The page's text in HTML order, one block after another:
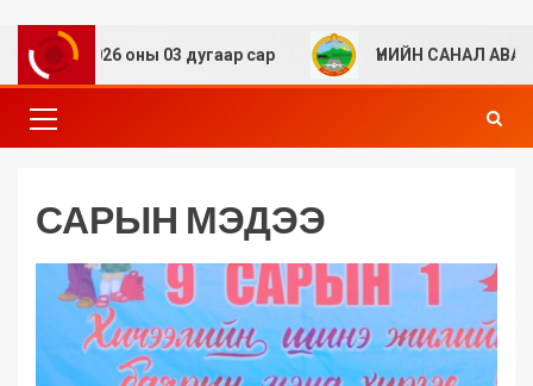
оны 03 дугаар сар ҮНИЙН САНАЛ АВАХ ТУХАЙ
САРЫН МЭДЭЭ